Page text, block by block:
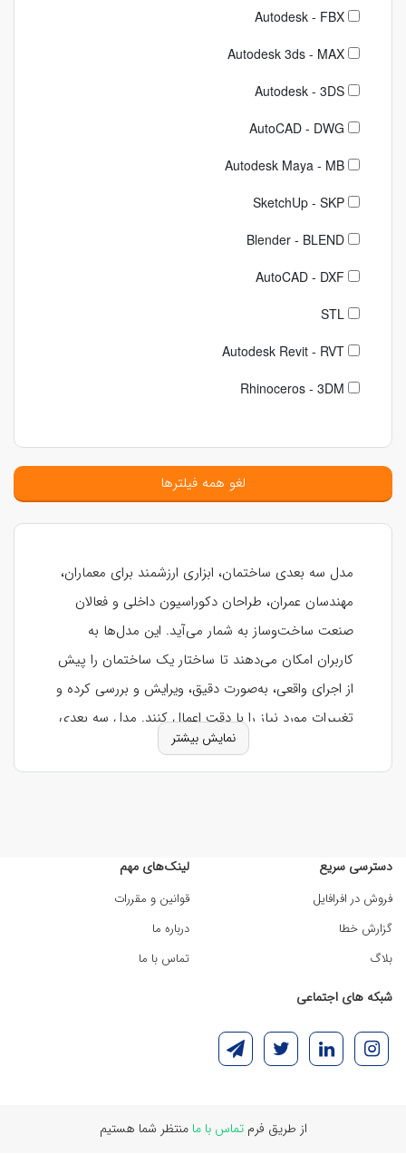
Autodesk - FBX
Autodesk 3ds - MAX
Autodesk - 3DS
AutoCAD - DWG
Autodesk Maya - MB
SketchUp - SKP
Blender - BLEND
AutoCAD - DXF
STL
Autodesk Revit - RVT
Rhinoceros - 3DM
لغو همه فیلترها
مدل سه بعدی ساختمان، ابزاری ارزشمند برای معماران،
مهندسان عمران، طراحان دکوراسیون داخلی و فعالان
صنعت ساخت‌وساز به شمار می‌آید. این مدل‌ها به
کاربران امکان می‌دهند تا ساختار یک ساختمان را پیش
از اجرای واقعی، به‌صورت دقیق، ویرایش و بررسی کرده و
تغییرات مورد نیاز را با دقت اعمال کنند. مدل سه بعدی
سازه‌های ساختمانی، تجربه‌ای واقعی از فضا، حجم،
نورپردازی و جزئیات معماری را در اختیار کاربران قرار
ساختمان
فضاها و کاربردهای معماری را پوشش می‌دهند. شما
می‌توانید با توجه به نوع پروژه و سبک طراحی،
مناسب‌ترین مدل سه بعدی ساختمان ایرانی را انتخاب و
ازفایل سه بعدی در نرم‌افزار دلخواه خود استفاده کنید.
مدل سه‌بعدی ساختمان‌های مسکونی
آپارتمان‌های چندطبقه، خانه‌های دوبلکس، خانه‌های
نمایش بیشتر
دسترسی سریع
فروش در افرافایل
گزارش خطا
بلاگ
لینک‌های مهم
قوانین و مقررات
درباره ما
تماس با ما
شبکه های اجتماعی
از طریق فرمتماس با ما منتظر شما هستیم